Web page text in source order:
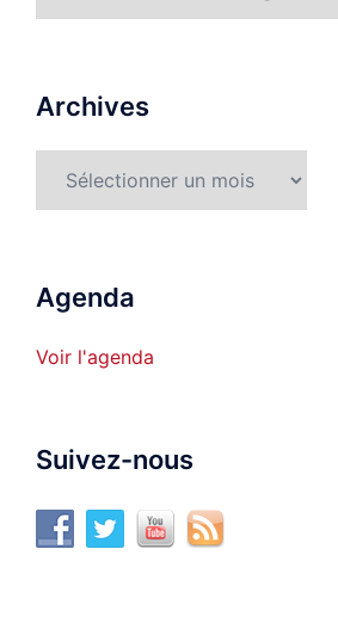
Archives
Agenda
Voir l'agenda
Suivez-nous